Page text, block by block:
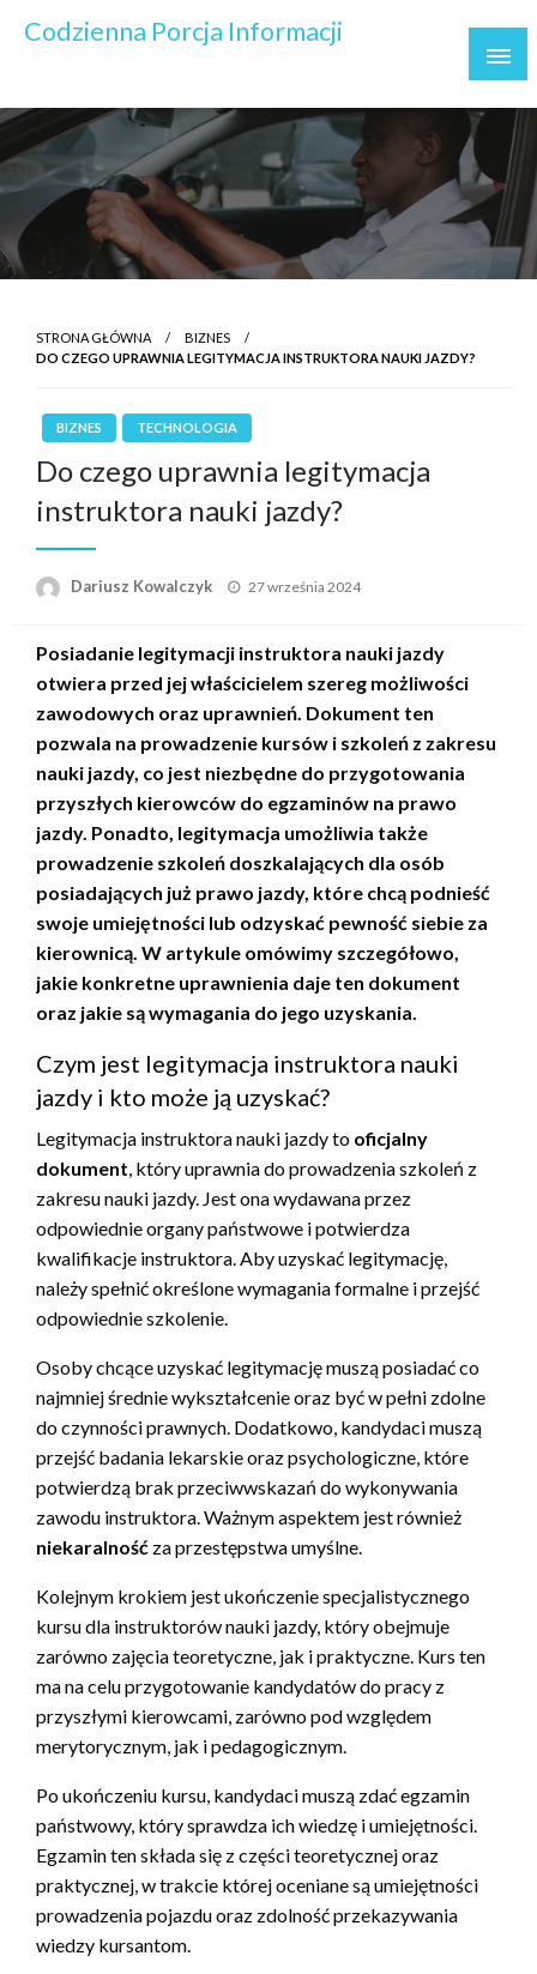
Codzienna Porcja Informacji
STRONA GŁÓWNA
BIZNES
DO CZEGO UPRAWNIA LEGITYMACJA INSTRUKTORA NAUKI JAZDY?
BIZNES TECHNOLOGIA
Do czego uprawnia legitymacja
instruktora nauki jazdy?
Dariusz Kowalczyk
Opublikowane
27 września 2024
Posiadanie legitymacji instruktora nauki jazdy
otwiera przed jej właścicielem szereg możliwości
zawodowych oraz uprawnień. Dokument ten
pozwala na prowadzenie kursów i szkoleń z zakresu
nauki jazdy, co jest niezbędne do przygotowania
przyszłych kierowców do egzaminów na prawo
jazdy. Ponadto, legitymacja umożliwia także
prowadzenie szkoleń doszkalających dla osób
posiadających już prawo jazdy, które chcą podnieść
swoje umiejętności lub odzyskać pewność siebie za
kierownicą. W artykule omówimy szczegółowo,
jakie konkretne uprawnienia daje ten dokument
oraz jakie są wymagania do jego uzyskania.
Czym jest legitymacja instruktora nauki
jazdy i kto może ją uzyskać?
Legitymacja instruktora nauki jazdy to oficjalny
dokument, który uprawnia do prowadzenia szkoleń z
zakresu nauki jazdy. Jest ona wydawana przez
odpowiednie organy państwowe i potwierdza
kwalifikacje instruktora. Aby uzyskać legitymację,
należy spełnić określone wymagania formalne i przejść
odpowiednie szkolenie.
Osoby chcące uzyskać legitymację muszą posiadać co
najmniej średnie wykształcenie oraz być w pełni zdolne
do czynności prawnych. Dodatkowo, kandydaci muszą
przejść badania lekarskie oraz psychologiczne, które
potwierdzą brak przeciwwskazań do wykonywania
zawodu instruktora. Ważnym aspektem jest również
niekaralność za przestępstwa umyślne.
Kolejnym krokiem jest ukończenie specjalistycznego
kursu dla instruktorów nauki jazdy, który obejmuje
zarówno zajęcia teoretyczne, jak i praktyczne. Kurs ten
ma na celu przygotowanie kandydatów do pracy z
przyszłymi kierowcami, zarówno pod względem
merytorycznym, jak i pedagogicznym.
Po ukończeniu kursu, kandydaci muszą zdać egzamin
państwowy, który sprawdza ich wiedzę i umiejętności.
Egzamin ten składa się z części teoretycznej oraz
praktycznej, w trakcie której oceniane są umiejętności
prowadzenia pojazdu oraz zdolność przekazywania
wiedzy kursantom.